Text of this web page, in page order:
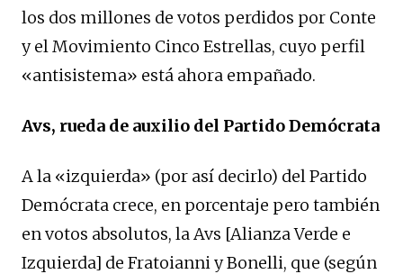
los dos millones de votos perdidos por Conte
y el Movimiento Cinco Estrellas, cuyo perfil
«antisistema» está ahora empañado.
Avs, rueda de auxilio del Partido Demócrata
A la «izquierda» (por así decirlo) del Partido
Demócrata crece, en porcentaje pero también
en votos absolutos, la Avs [Alianza Verde e
Izquierda] de Fratoianni y Bonelli, que (según